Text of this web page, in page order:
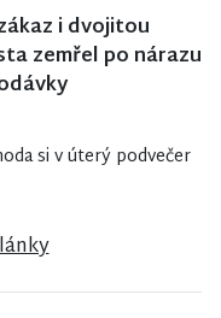
i dvojitou
zemřel po nárazu
si v úterý podvečer